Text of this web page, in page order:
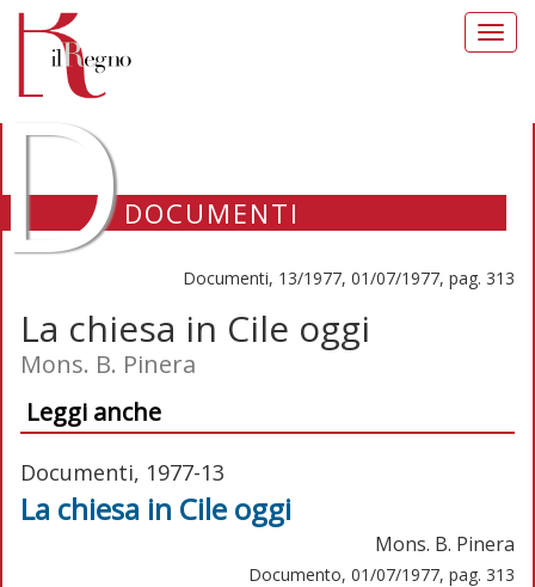
DOCUMENTI
Documenti, 13/1977, 01/07/1977, pag. 313
La chiesa in Cile oggi
Mons. B. Pinera
Leggi anche
Documenti, 1977-13
La chiesa in Cile oggi
Mons. B. Pinera
Documento, 01/07/1977, pag. 313